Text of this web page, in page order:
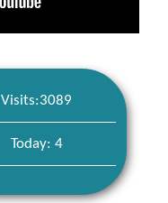
Visits:3089
Today: 4